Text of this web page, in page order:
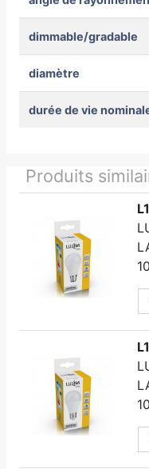
dimmable/gradable
diamètre
durée de vie
Produits